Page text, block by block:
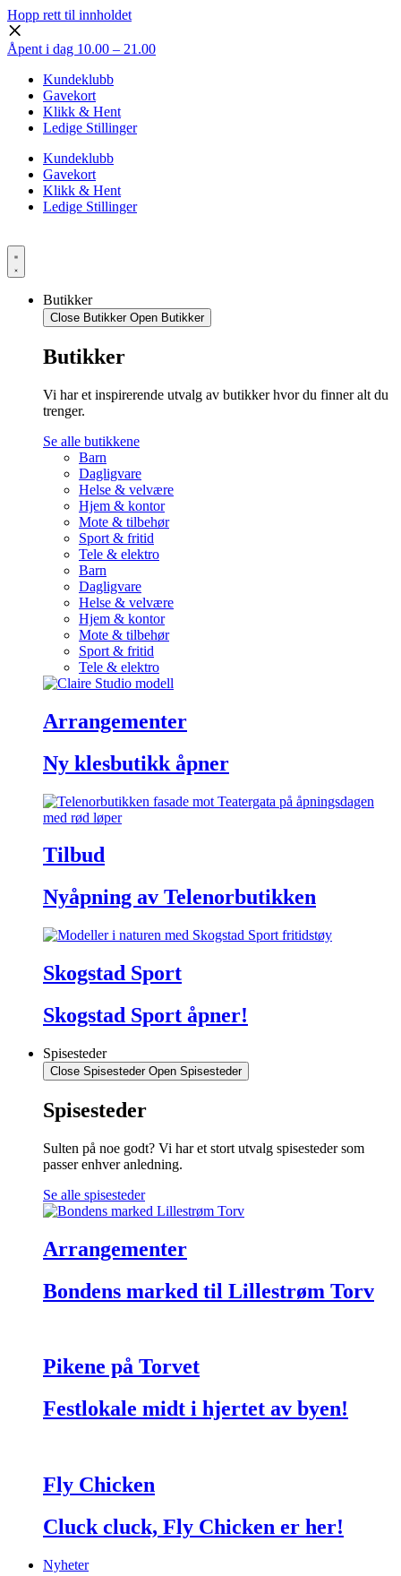
Hopp rett til innholdet
Åpent i dag 10.00 – 21.00
Kundeklubb
Gavekort
Klikk & Hent
Ledige Stillinger
Kundeklubb
Gavekort
Klikk & Hent
Ledige Stillinger
Butikker
Close Butikker Open Butikker
Butikker
Vi har et inspirerende utvalg av butikker hvor du finner alt du
trenger.
Se alle butikkene
Barn
Dagligvare
Helse & velvære
Hjem & kontor
Mote & tilbehør
Sport & fritid
Tele & elektro
Barn
Dagligvare
Helse & velvære
Hjem & kontor
Mote & tilbehør
Sport & fritid
Tele & elektro
Arrangementer
Ny klesbutikk åpner
Tilbud
Nyåpning av Telenorbutikken
Skogstad Sport
Skogstad Sport åpner!
Spisesteder
Close Spisesteder Open Spisesteder
Spisesteder
Sulten på noe godt? Vi har et stort utvalg spisesteder som
passer enhver anledning.
Se alle spisesteder
Arrangementer
Bondens marked til Lillestrøm Torv
Pikene på Torvet
Festlokale midt i hjertet av byen!
Fly Chicken
Cluck cluck, Fly Chicken er her!
Nyheter